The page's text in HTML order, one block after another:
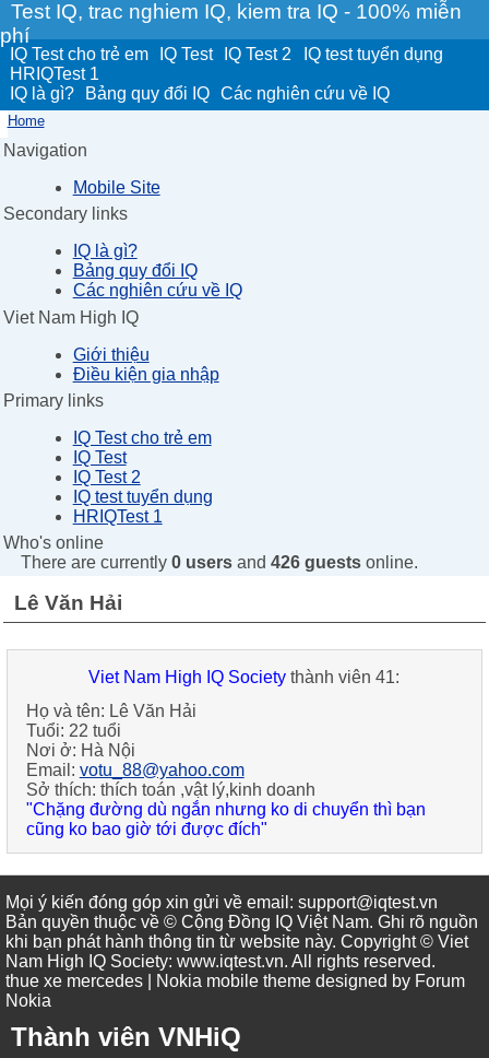
Test IQ, trac nghiem IQ, kiem tra IQ - 100% miễn
phí
IQ Test cho trẻ em IQ Test IQ Test 2
IQ test tuyển dụng
HRIQTest 1
IQ là gì?
Bảng quy đổi IQ Các nghiên cứu về IQ
Home
Navigation
Mobile Site
Secondary links
IQ là gì?
Bảng quy đổi IQ
Các nghiên cứu về IQ
Viet Nam High IQ
Giới thiệu
Điều kiện gia nhập
Primary links
IQ Test cho trẻ em
IQ Test
IQ Test 2
IQ test tuyển dụng
HRIQTest 1
Who's online
There are currently 0 usersand 426 guestsonline.
Lê Văn Hải
Viet Nam High IQ Society thành viên 41:
Họ và tên: Lê Văn Hải
Tuổi: 22 tuổi
Nơi ở: Hà Nội
Email: votu_88@yahoo.com
Sở thích: thích toán ,vật lý,kinh doanh
"Chặng đường dù ngắn nhưng ko di chuyển thì bạn
cũng ko bao giờ tới được đích"
Mọi ý kiến đóng góp xin gửi về email: support@iqtest.vn
Bản quyền thuộc về © Cộng Đồng IQ Việt Nam. Ghi rõ nguồn
khi bạn phát hành thông tin từ website này. Copyright © Viet
Nam High IQ Society: www.iqtest.vn. All rights reserved.
thue xe mercedes | Nokia mobile theme designed by Forum
Nokia
Thành viên VNHiQ